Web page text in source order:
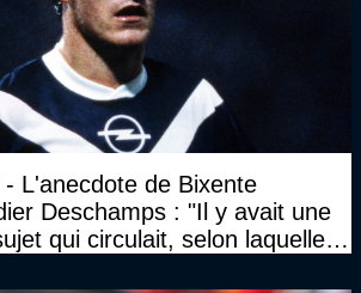
L'anecdote de Bixente
Deschamps : "Il y avait une
qui circulait, selon laquelle il